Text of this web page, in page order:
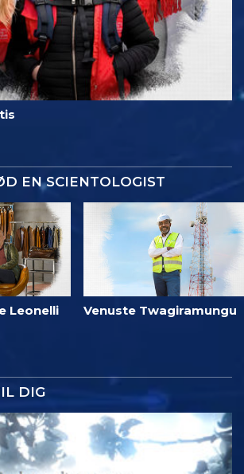
EN SCIENTOLOGIST
Leonelli Venuste Twagiramungu
DIG